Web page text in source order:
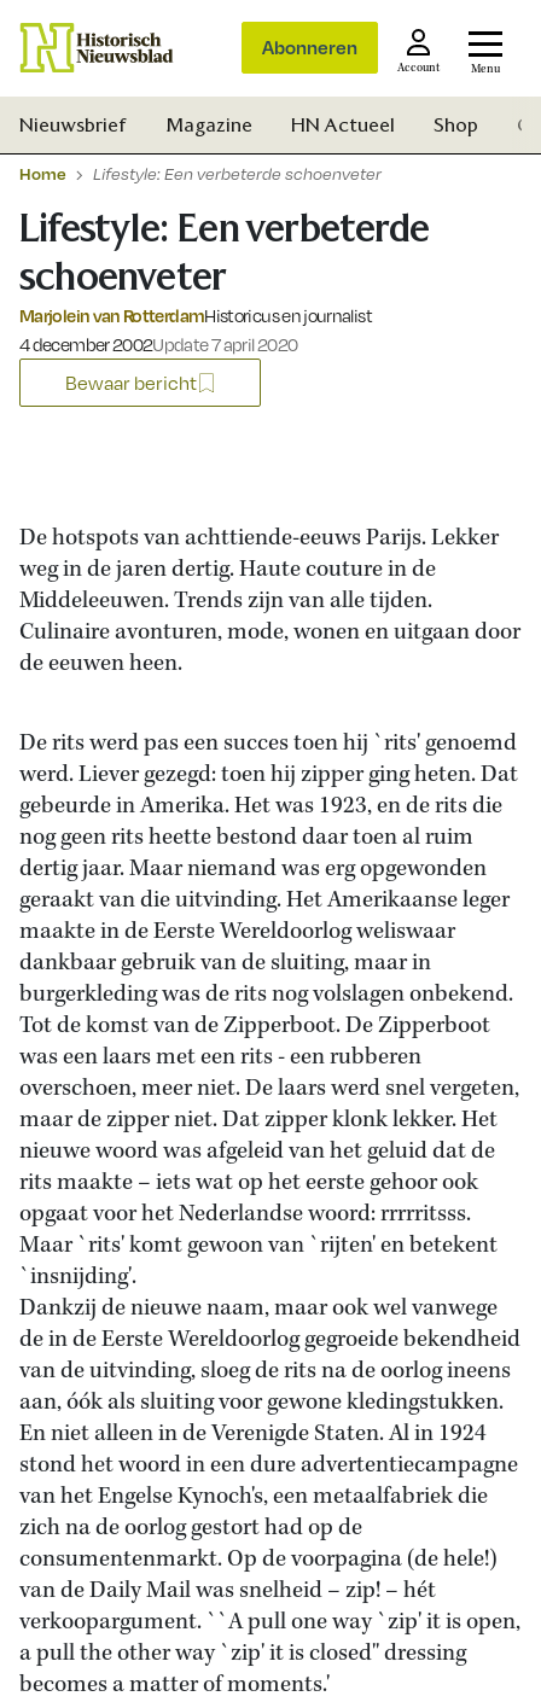
Abonneren
Account Menu
Nieuwsbrief Magazine HN Actueel Shop
Home Lifestyle: Een verbeterde schoenveter
Lifestyle: Een verbeterde
schoenveter
Marjolein van RotterdamHistoricus en journalist
Gepubliceerd op:
4 december 2002Update 7 april 2020
Bewaar bericht
De hotspots van achttiende-eeuws Parijs. Lekker
weg in de jaren dertig. Haute couture in de
Middeleeuwen. Trends zijn van alle tijden.
Culinaire avonturen, mode, wonen en uitgaan door
de eeuwen heen.
De rits werd pas een succes toen hij `rits' genoemd
werd. Liever gezegd: toen hij zipper ging heten. Dat
gebeurde in Amerika. Het was 1923, en de rits die
nog geen rits heette bestond daar toen al ruim
dertig jaar. Maar niemand was erg opgewonden
geraakt van die uitvinding. Het Amerikaanse leger
maakte in de Eerste Wereldoorlog weliswaar
dankbaar gebruik van de sluiting, maar in
burgerkleding was de rits nog volslagen onbekend.
Tot de komst van de Zipperboot. De Zipperboot
was een laars met een rits - een rubberen
overschoen, meer niet. De laars werd snel vergeten,
maar de zipper niet. Dat zipper klonk lekker. Het
nieuwe woord was afgeleid van het geluid dat de
rits maakte – iets wat op het eerste gehoor ook
opgaat voor het Nederlandse woord: rrrrritsss.
Maar `rits' komt gewoon van `rijten' en betekent
`insnijding'.
Dankzij de nieuwe naam, maar ook wel vanwege
de in de Eerste Wereldoorlog gegroeide bekendheid
van de uitvinding, sloeg de rits na de oorlog ineens
aan, óók als sluiting voor gewone kledingstukken.
En niet alleen in de Verenigde Staten. Al in 1924
stond het woord in een dure advertentiecampagne
van het Engelse Kynoch's, een metaalfabriek die
zich na de oorlog gestort had op de
consumentenmarkt. Op de voorpagina (de hele!)
van de Daily Mail was snelheid – zip! – hét
verkoopargument. ``A pull one way `zip' it is open,
a pull the other way `zip' it is closed'' dressing
becomes a matter of moments.'